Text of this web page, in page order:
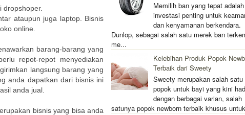
dropshoper.
ataupun juga laptop. Bisnis
online.
barang-barang yang
repot-repot menyediakan
langsung barang yang
anda dapatkan dari bisnis ini
anda jual.
bisnis yang bisa anda
Memilih ban yang tepat adalah
investasi penting untuk
dan kenyamanan berkendara.
Dunlop, sebagai salah satu merek ban
me...
Kelebihan Produk Popok
Terbaik dari Sweety
Sweety merupakan salah satu
popok untuk bayi yang kini
dengan berbagai varian, salah
satunya popok newborn terbaik khusus